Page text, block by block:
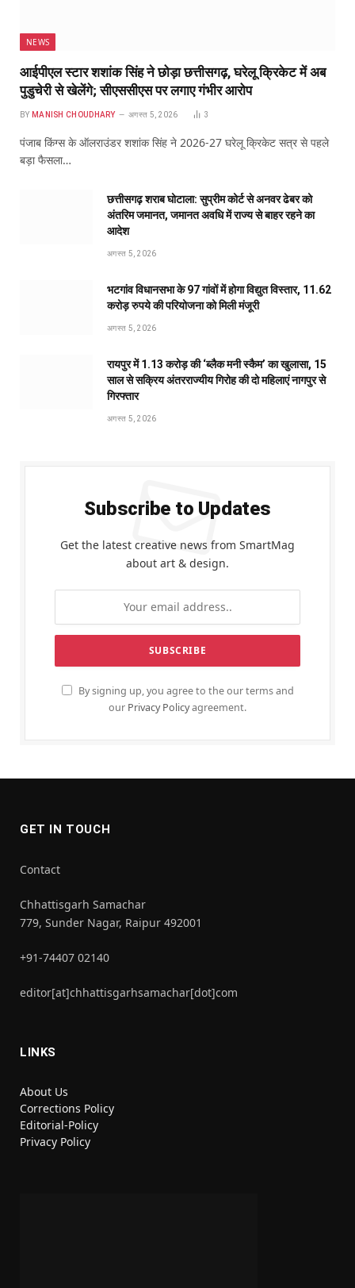
NEWS
आईपीएल स्टार शशांक सिंह ने छोड़ा छत्तीसगढ़, घरेलू क्रिकेट में अब
पुडुचेरी से खेलेंगे; सीएससीएस पर लगाए गंभीर आरोप
BY MANISH CHOUDHARY अगस्त 5, 2026 3
पंजाब किंग्स के ऑलराउंडर शशांक सिंह ने 2026-27 घरेलू क्रिकेट सत्र से पहले
बड़ा फैसला…
छत्तीसगढ़ शराब घोटाला: सुप्रीम कोर्ट से अनवर ढेबर को
अंतरिम जमानत, जमानत अवधि में राज्य से बाहर रहने का
आदेश
अगस्त 5, 2026
भटगांव विधानसभा के 97 गांवों में होगा विद्युत विस्तार, 11.62
करोड़ रुपये की परियोजना को मिली मंजूरी
अगस्त 5, 2026
रायपुर में 1.13 करोड़ की ‘ब्लैक मनी स्कैम’ का खुलासा, 15
साल से सक्रिय अंतरराज्यीय गिरोह की दो महिलाएं नागपुर से
गिरफ्तार
अगस्त 5, 2026
Subscribe to Updates
Get the latest creative news from SmartMag
about art & design.
By signing up, you agree to the our terms and
our Privacy Policyagreement.
GET IN TOUCH
Contact
Chhattisgarh Samachar
779, Sunder Nagar, Raipur 492001
+91-74407 02140
editor[at]chhattisgarhsamachar[dot]com
LINKS
About Us
Corrections Policy
Editorial-Policy
Privacy Policy